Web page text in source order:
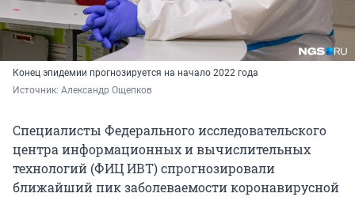
Конец эпидемии прогнозируется на начало 2022 года
Источник: Александр Ощепков
Специалисты Федерального исследовательского
центра информационных и вычислительных
технологий (ФИЦ ИВТ) спрогнозировали
ближайший пик заболеваемости коронавирусной